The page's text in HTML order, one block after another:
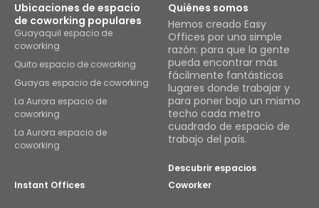
Ubicaciones de espacio
de coworking populares
Guayaquil espacio de
coworking
Quito espacio de coworking
Guayas espacio de coworking
La Aurora espacio de
coworking
La Aurora espacio de
coworking
Quiénes somos
Hemos creado Easy
Offices por una simple
razón: para que la gente
pueda encontrar más
fácilmente fantásticos
lugares donde trabajar y
para poner bajo un mismo
techo cada metro
cuadrado de espacio de
trabajo del país.
Descubrir espacios
Instant Offices
Coworker